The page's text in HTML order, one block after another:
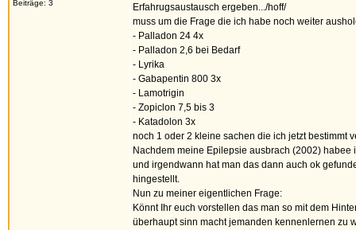
Beiträge: 3
Erfahrugsaustausch ergeben.../hoff/
muss um die Frage die ich habe noch weiter
- Palladon 24 4x
- Palladon 2,6 bei Bedarf
- Lyrika
- Gabapentin 800 3x
- Lamotrigin
- Zopiclon 7,5 bis 3
- Katadolon 3x
noch 1 oder 2 kleine sachen die ich jetzt bestimmt
Nachdem meine Epilepsie ausbrach (2002)
und irgendwann hat man das dann auch ok
hingestellt.
Nun zu meiner eigentlichen Frage:
Könnt Ihr euch vorstellen das man so mit dem
überhaupt sinn macht jemanden kennenlernen zu